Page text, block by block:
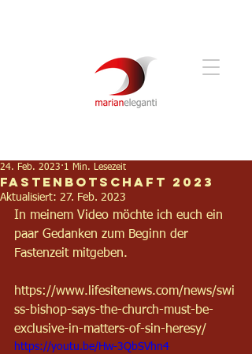
Fastenbotschaft 2023
24. Feb. 2023 1 Min. Lesezeit
Aktualisiert: 27. Feb. 2023
In meinem Video möchte ich euch ein
paar Gedanken zum Beginn der
Fastenzeit mitgeben.
https://www.lifesitenews.com/news/swi
ss-bishop-says-the-church-must-be-
exclusive-in-matters-of-sin-heresy/
https://youtu.be/Hw-3QbSVhn4